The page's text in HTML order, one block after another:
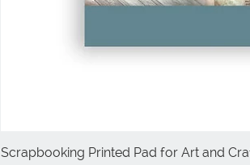
Scrapbooking Printed Pad for Art and